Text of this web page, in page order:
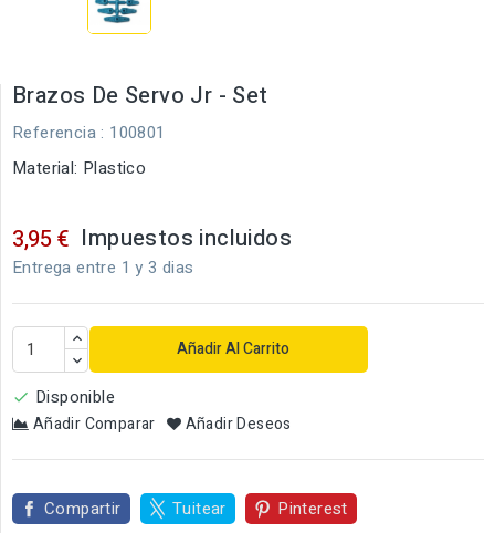
Brazos De Servo Jr - Set
Referencia : 100801
Material: Plastico
3,95 € Impuestos incluidos
Entrega entre 1 y 3 dias
Añadir Al Carrito
 Disponible
Añadir Comparar Añadir Deseos
Compartir Tuitear Pinterest